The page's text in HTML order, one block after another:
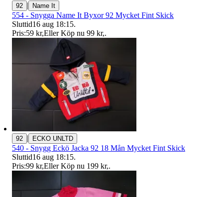
92 | Name It
554 - Snygga Name It Byxor 92 Mycket Fint Skick
Sluttid16 aug 18:15.
Pris:59 kr,Eller Köp nu 99 kr,.
92 | ECKO UNLTD
540 - Snygg Eckö Jacka 92 18 Mån Mycket Fint Skick
Sluttid16 aug 18:15.
Pris:99 kr,Eller Köp nu 199 kr,.